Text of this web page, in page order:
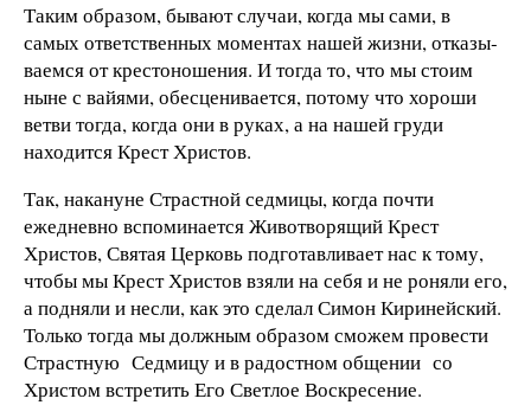
Таким образом, бывают случаи, когда мы сами, в
самых ответствен­ных моментах нашей жизни, отказы­
ваемся от крестоношения. И тогда то, что мы стоим
ныне с вайями, обесце­нивается, потому что хороши
ветви тогда, когда они в руках, а на нашей груди
находится Крест Христов.
Так, накануне Страстной седмицы, когда почти
ежедневно вспоминается Животворящий Крест
Христов, Свя­тая Церковь подготавливает нас к то­му,
чтобы мы Крест Христов взяли на себя и не роняли его,
а подняли и несли, как это сделал Симон Киринейский.
Только тогда мы должным образом сможем провести
Страстную Седмицу и в радостном общении со
Христом встретить Его Светлое Вос­кресение.